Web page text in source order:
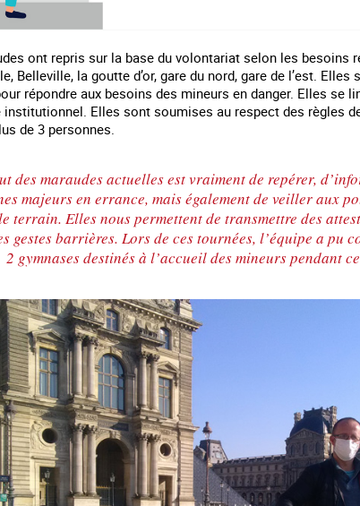
ont repris sur la base du volontariat selon les
Belleville, la goutte d’or, gare du nord, gare de l’est.
répondre aux besoins des mineurs en danger. Elles se
Elles sont soumises au respect des règles
de 3 personnes.
des maraudes actuelles est vraiment de repérer,
majeurs en errance, mais également de veiller aux
terrain. Elles nous permettent de transmettre des
gestes barrières. Lors de ces tournées, l’équipe a pu
2 gymnases destinés à l’accueil des mineurs pendant